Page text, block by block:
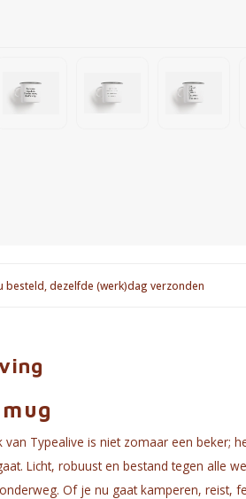
besteld, dezelfde (werk)dag verzonden
van Typealive is niet zomaar een beker;
Licht, robuust en bestand tegen alle
Of je nu gaat kamperen, reist,